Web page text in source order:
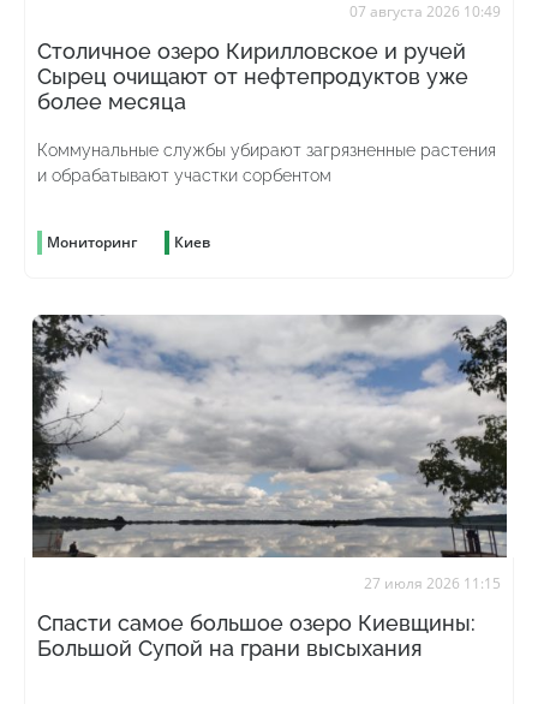
07 августа 2026 10:49
Столичное озеро Кирилловское и ручей
Сырец очищают от нефтепродуктов уже
более месяца
Коммунальные службы убирают загрязненные растения
и обрабатывают участки сорбентом
Мониторинг Киев
27 июля 2026 11:15
Спасти самое большое озеро Киевщины:
Большой Супой на грани высыхания